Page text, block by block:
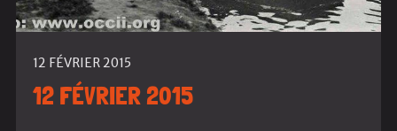
12 FÉVRIER 2015
12 FÉVRIER 2015